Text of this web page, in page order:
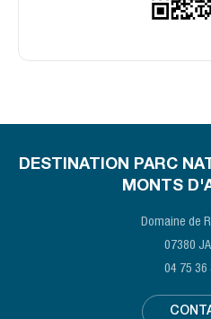
DESTINATION PARC
MONTS
Domaine de
07380
04 75 36